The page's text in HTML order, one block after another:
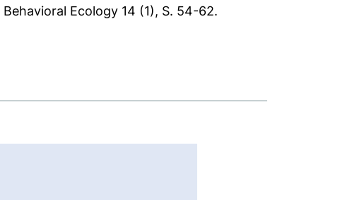
Behavioral Ecology 14 (1), S. 54-62.